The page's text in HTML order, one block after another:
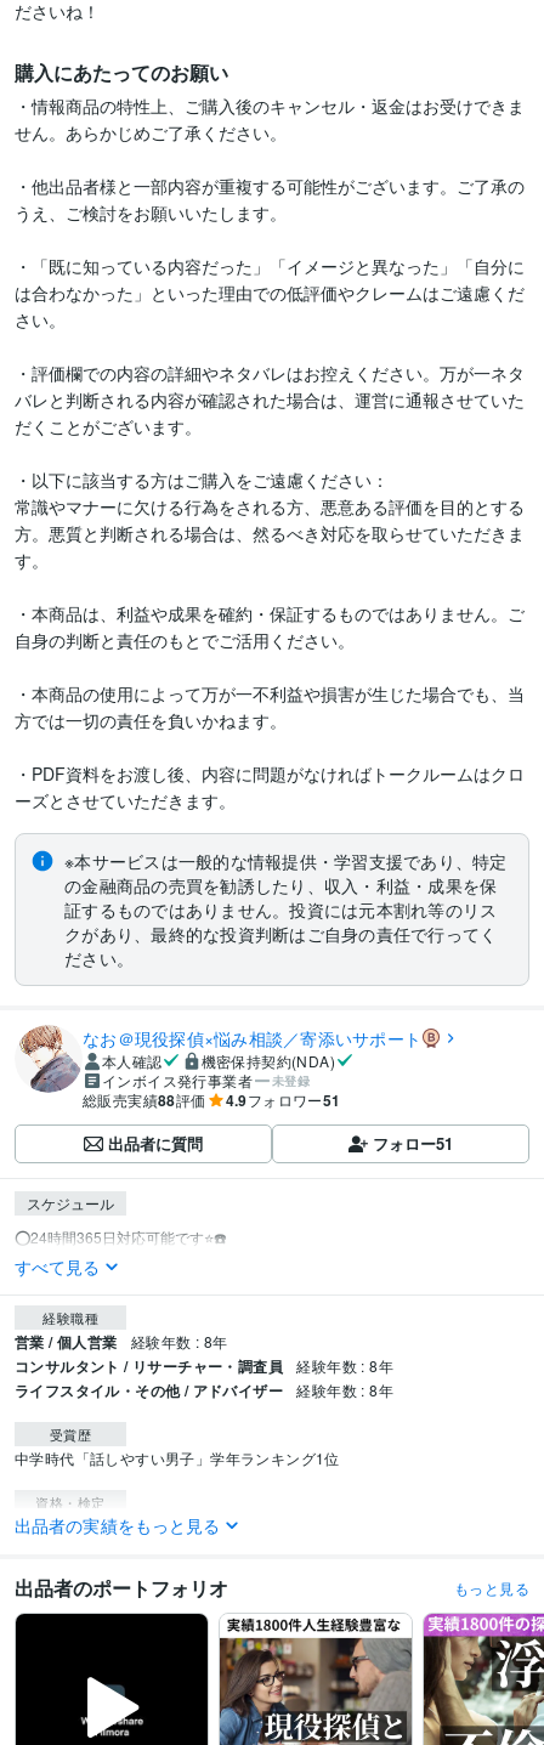
購入にあたってのお願い
・情報商品の特性上、ご購入後のキャンセル・返金はお受けできま
せん。あらかじめご了承ください。
・他出品者様と一部内容が重複する可能性がございます。ご了承の
うえ、ご検討をお願いいたします。
・「既に知っている内容だった」「イメージと異なった」「自分に
は合わなかった」といった理由での低評価やクレームはご遠慮くだ
さい。
・評価欄での内容の詳細やネタバレはお控えください。万が一ネタ
バレと判断される内容が確認された場合は、運営に通報させていた
だくことがございます。
・以下に該当する方はご購入をご遠慮ください：
常識やマナーに欠ける行為をされる方、悪意ある評価を目的とする
方。悪質と判断される場合は、然るべき対応を取らせていただきま
す。
・本商品は、利益や成果を確約・保証するものではありません。ご
自身の判断と責任のもとでご活用ください。
・本商品の使用によって万が一不利益や損害が生じた場合でも、当
方では一切の責任を負いかねます。
・PDF資料をお渡し後、内容に問題がなければトークルームはクロ
ーズとさせていただきます。
※本サービスは一般的な情報提供・学習支援であり、特定
の金融商品の売買を勧誘したり、収入・利益・成果を保
証するものではありません。投資には元本割れ等のリス
クがあり、最終的な投資判断はご自身の責任で行ってく
ださい。
なお＠現役探偵×悩み相談／寄添いサポート
本人確認
機密保持契約(NDA)
インボイス発行事業者
未登録
総販売実績88評価 4.9フォロワー51
出品者に質問 フォロー51
スケジュール
すべて見る
経験職種
営業 / 個人営業 経験年数 : 8年
コンサルタント / リサーチャー・調査員 経験年数 : 8年
ライフスタイル・その他 / アドバイザー 経験年数 : 8年
受賞歴
中学時代「話しやすい男子」学年ランキング1位
資格・検定
上級心理カウンセラー（JADP認定）
実用英語検定2級・・・完全ボディランゲージです
一級探偵調査士検定 取得年 : 2015年
探偵業務管理者検定 取得年 : 2018年
自動車免許・・・よくドライブに行きます 取得年 : 2009年
悩み相談・カウンセリング 浮気、不倫・誰にも言えない恋愛相談0円～ う
つ病・パニック障害の電話相談　0円～
出品者の実績をもっと見る
出品者のポートフォリオ もっと見る